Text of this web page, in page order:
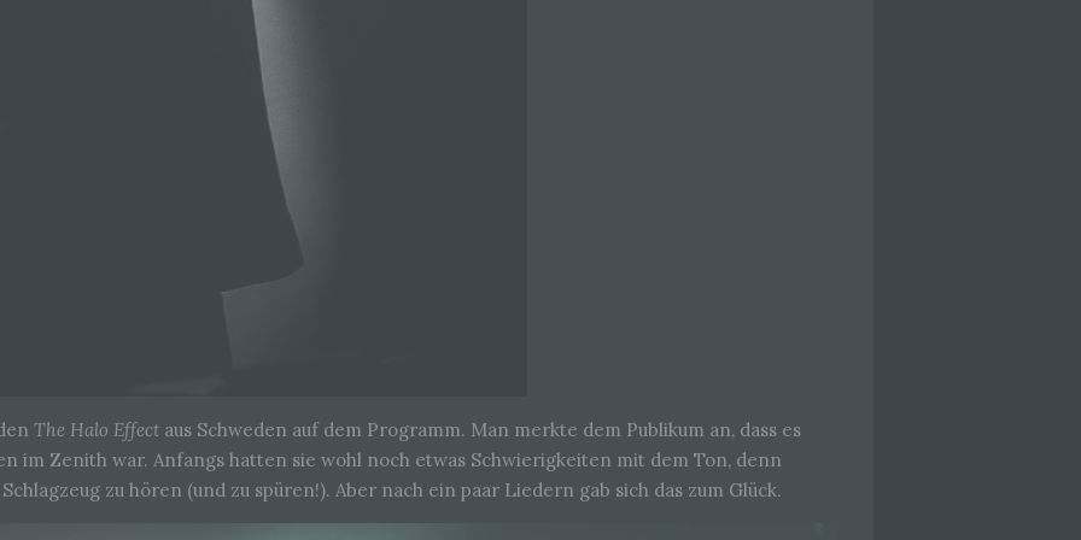
The Halo Effect aus Schweden auf dem Programm. Man merkte dem Publikum an, dass es
im Zenith war. Anfangs hatten sie wohl noch etwas Schwierigkeiten mit dem Ton, denn
zu hören (und zu spüren!). Aber nach ein paar Liedern gab sich das zum Glück.
werden, um bestimmte persönliche Aspekte, die sich auf eine natürliche
Person beziehen, zu bewerten, insbesondere, um Aspekte bezüglich
Arbeitsleistung, wirtschaftlicher Lage, Gesundheit, persönlicher Vorlieben,
Interessen, Zuverlässigkeit, Verhalten, Aufenthaltsort oder Ortswechsel
dieser natürlichen Person zu analysieren oder vorherzusagen.
Pseudonymisierung ist die Verarbeitung personenbezogener Daten in einer
g) Verantwortlicher oder für die Verarbeitung Verantwortlicher
Verantwortlicher oder für die Verarbeitung Verantwortlicher ist die natürliche